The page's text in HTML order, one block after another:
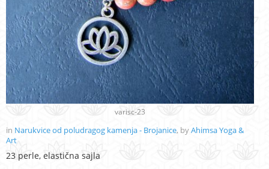
varisc-23
in Narukvice od poludragog kamenja - Brojanice, byAhimsa Yoga &
Art
23 perle, elastična sajla